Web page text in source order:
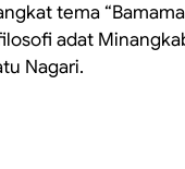
tema
adat
Nagari.